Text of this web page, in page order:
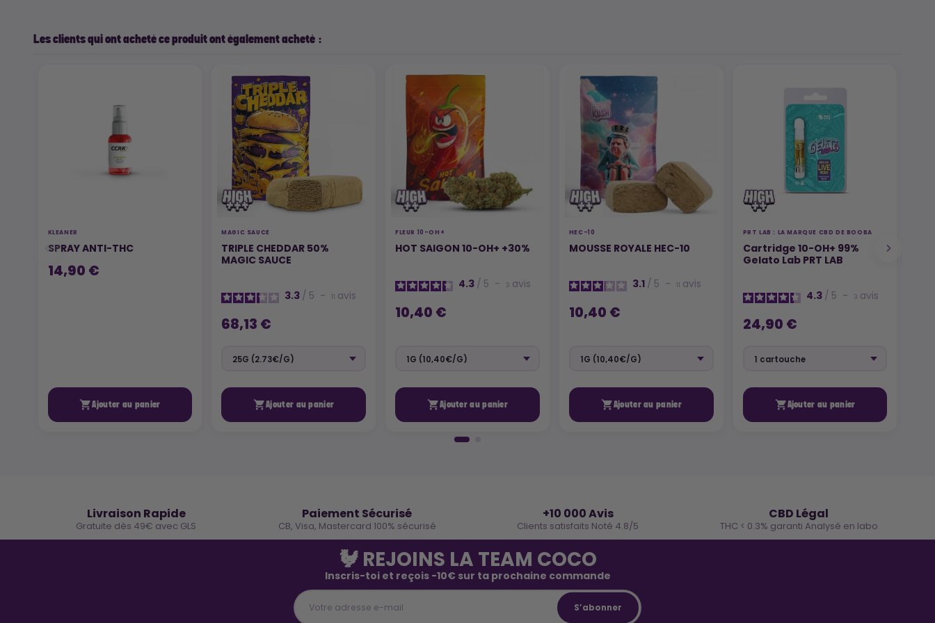
Les clients qui ont acheté ce produit ont également acheté :
KLEANER
SPRAY ANTI-THC
14,90 €
Ajouter au panier
MAGIC SAUCE
TRIPLE CHEDDAR 50%
MAGIC SAUCE
3.3 / 5 - 11 avis
68,13 €
Ajouter au panier
FLEUR 10-OH+
HOT SAIGON 10-OH+ +30%
4.3 / 5 - 3 avis
10,40 €
Ajouter au panier
HEC-10
MOUSSE ROYALE HEC-10
3.1 / 5 - 11 avis
10,40 €
Ajouter au panier
PRT LAB : LA MARQUE CBD DE BOOBA
Cartridge 10-OH+ 99%
Gelato Lab PRT LAB
4.3 / 5 - 3 avis
24,90 €
Ajouter au panier
Livraison Rapide
Gratuite dès 49€ avec GLS
Paiement Sécurisé
CB, Visa, Mastercard 100% sécurisé
+10 000 Avis
Clients satisfaits Noté 4.8/5
CBD Légal
THC < 0.3% garanti Analysé en labo
🐓 REJOINS LA TEAM COCO
Inscris-toi et reçois -10€ sur ta prochaine commande